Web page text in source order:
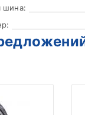
шина: